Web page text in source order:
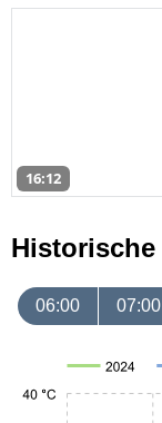
16:12
Historische
06:00 07:00